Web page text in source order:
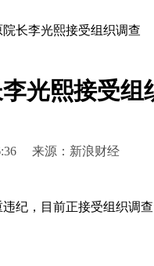
长李光熙接受组织调查
光熙接受组
来源：新浪财经
纪，目前正接受组织调查